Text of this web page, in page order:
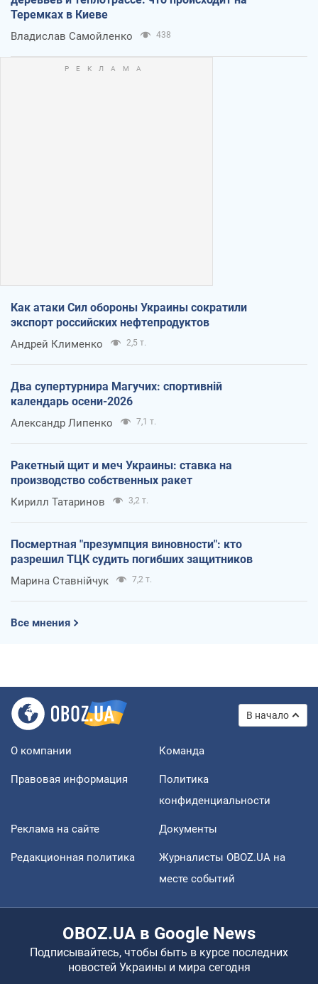
Теремках в Киеве
Владислав Самойленко 438
Как атаки Сил обороны Украины сократили
экспорт российских нефтепродуктов
Андрей Клименко 2,5 т.
Два супертурнира Магучих: спортивній
календарь осени-2026
Александр Липенко 7,1 т.
Ракетный щит и меч Украины: ставка на
производство собственных ракет
Кирилл Татаринов 3,2 т.
Посмертная "презумпция виновности": кто
разрешил ТЦК судить погибших защитников
Марина Ставнійчук 7,2 т.
Все мнения
В начало
О компании Команда
Правовая информация
Политика
конфиденциальности
Реклама на сайте Документы
Редакционная политика
Журналисты OBOZ.UA на
месте событий
OBOZ.UA в Google News
Подписывайтесь, чтобы быть в курсе последних
новостей Украины и мира сегодня